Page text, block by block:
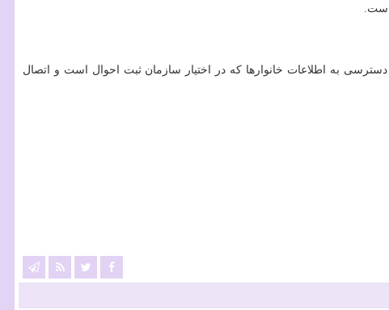
است.
به اطلاعات خانوارها که در اختیار سازمان ثبت احوال است و اتصال